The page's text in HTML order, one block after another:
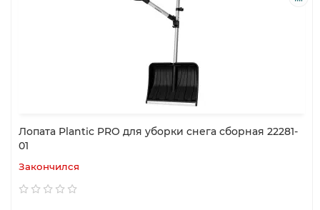
Лопата Plantic PRO для уборки снега сборная 22281-
01
Закончился